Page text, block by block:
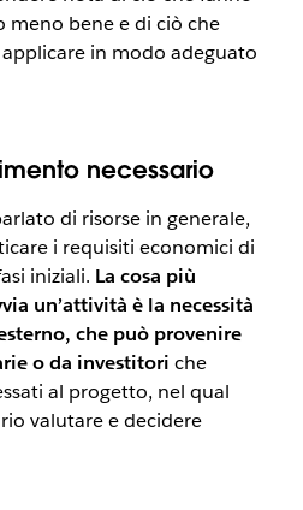
meno bene e di ciò che
in modo adeguato
necessario
di risorse in generale,
i requisiti economici di
iniziali. La cosa più
un’attività è la necessità
che può provenire
o da investitori che
al progetto, nel qual
valutare e decidere